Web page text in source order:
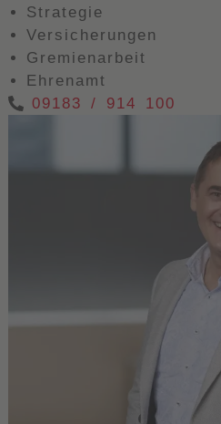
Strategie
Versicherungen
Gremienarbeit
Ehrenamt
09183 / 914 100